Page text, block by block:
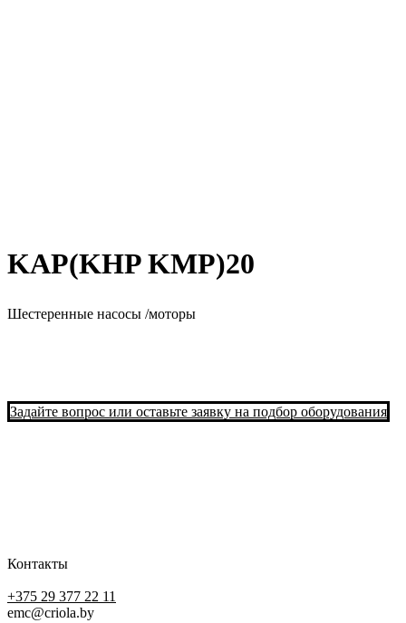
KAP(KHP KMP)20
Шестеренные насосы /моторы
Задайте вопрос или оставьте заявку на подбор оборудования
Контакты
+375 29 377 22 11
emc@criola.by